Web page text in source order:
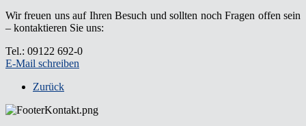
Wir freuen uns auf Ihren Besuch und sollten noch Fragen offen sein
– kontaktieren Sie uns:
Tel.: 09122 692-0
E-Mail schreiben
Zurück